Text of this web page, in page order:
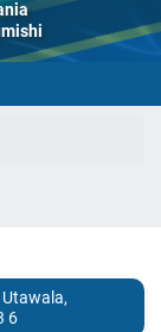
6